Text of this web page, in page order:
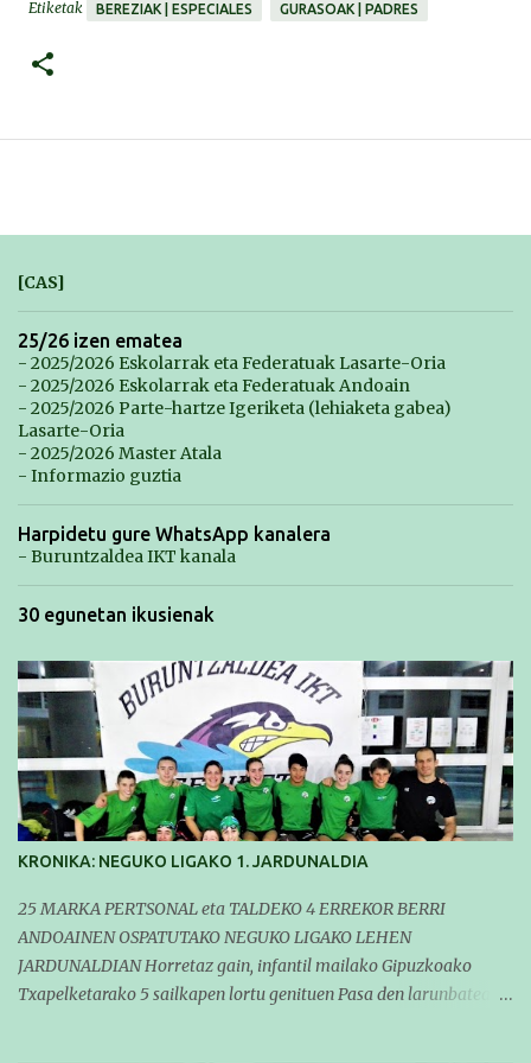
Etiketak BEREZIAK | ESPECIALES GURASOAK | PADRES
[CAS]
25/26 izen ematea
- 2025/2026 Eskolarrak eta Federatuak Lasarte-Oria
- 2025/2026 Eskolarrak eta Federatuak Andoain
- 2025/2026 Parte-hartze Igeriketa (lehiaketa gabea)
Lasarte-Oria
- 2025/2026 Master Atala
- Informazio guztia
Harpidetu gure WhatsApp kanalera
- Buruntzaldea IKT kanala
30 egunetan ikusienak
KRONIKA: NEGUKO LIGAKO 1. JARDUNALDIA
25 MARKA PERTSONAL eta TALDEKO 4 ERREKOR BERRI
ANDOAINEN OSPATUTAKO NEGUKO LIGAKO LEHEN
JARDUNALDIAN Horretaz gain, infantil mailako Gipuzkoako
Txapelketarako 5 sailkapen lortu genituen Pasa den larunbatean